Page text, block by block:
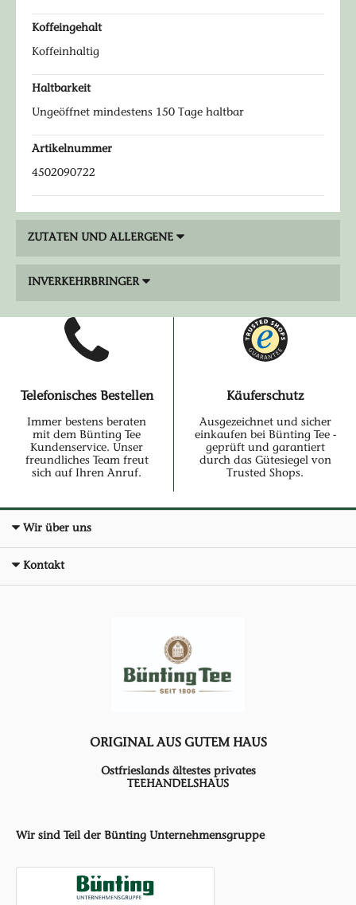
Koffeingehalt
Koffeinhaltig
Haltbarkeit
Ungeöffnet mindestens 150 Tage haltbar
Artikelnummer
4502090722
ZUTATEN UND ALLERGENE
INVERKEHRBRINGER
Telefonisches Bestellen
Immer bestens beraten
mit dem Bünting Tee
Kundenservice. Unser
freundliches Team freut
sich auf Ihren Anruf.
Käuferschutz
Ausgezeichnet und sicher
einkaufen bei Bünting Tee -
geprüft und garantiert
durch das Gütesiegel von
Trusted Shops.
Wir über uns
Kontakt
ORIGINAL AUS GUTEM HAUS
Ostfrieslands ältestes privates
TEEHANDELSHAUS
Wir sind Teil der Bünting Unternehmensgruppe